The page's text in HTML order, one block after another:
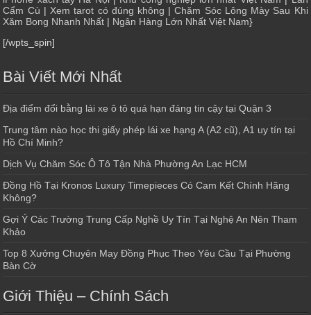
Cẩm Cù | Xem tarot có đúng không |Chăm Sóc Lông Mày Sau Khi
Xăm Bong Nhanh Nhất | Ngân Hàng Lớn Nhất Việt Nam}
[/wpts_spin]
Bài Viết Mới Nhất
Địa điểm đổi bằng lái xe ô tô quá hạn đáng tin cậy tại Quận 3
Trung tâm nào học thi giấy phép lái xe hạng A (A2 cũ), A1 uy tín tại
Hồ Chí Minh?
Dịch Vụ Chăm Sóc Ô Tô Tận Nhà Phường An Lạc HCM
Đồng Hồ Tại Kronos Luxury Timepieces Có Cam Kết Chính Hãng
Không?
Gợi Ý Các Trường Trung Cấp Nghề Uy Tín Tại Nghệ An Nên Tham
Khảo
Top 8 Xưởng Chuyên May Đồng Phục Theo Yêu Cầu Tại Phường
Bàn Cờ
Giới Thiệu – Chính Sách